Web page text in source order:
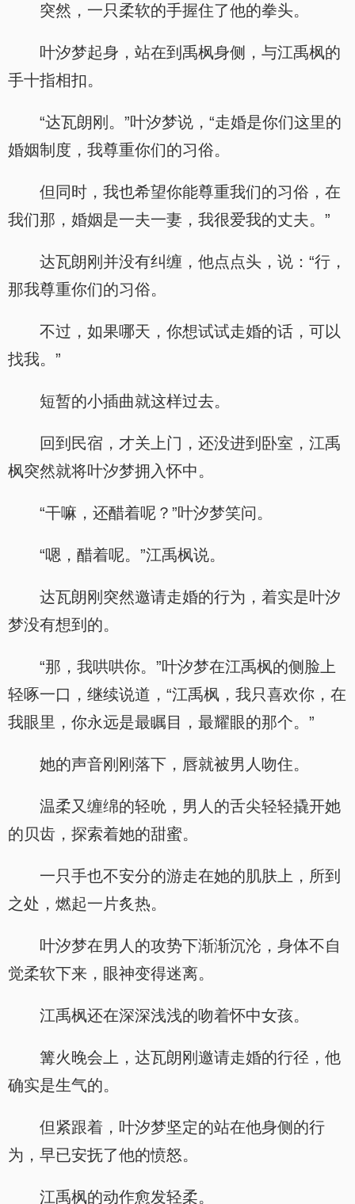
突然，一只柔软的手握住了他的拳头。
叶汐梦起身，站在到禹枫身侧，与江禹枫的
手十指相扣。
“达瓦朗刚。”叶汐梦说，“走婚是你们这里的
婚姻制度，我尊重你们的习俗。
但同时，我也希望你能尊重我们的习俗，在
我们那，婚姻是一夫一妻，我很爱我的丈夫。”
达瓦朗刚并没有纠缠，他点点头，说：“行，
那我尊重你们的习俗。
不过，如果哪天，你想试试走婚的话，可以
找我。”
短暂的小插曲就这样过去。
回到民宿，才关上门，还没进到卧室，江禹
枫突然就将叶汐梦拥入怀中。
“干嘛，还醋着呢？”叶汐梦笑问。
“嗯，醋着呢。”江禹枫说。
达瓦朗刚突然邀请走婚的行为，着实是叶汐
梦没有想到的。
“那，我哄哄你。”叶汐梦在江禹枫的侧脸上
轻啄一口，继续说道，“江禹枫，我只喜欢你，在
我眼里，你永远是最瞩目，最耀眼的那个。”
她的声音刚刚落下，唇就被男人吻住。
温柔又缠绵的轻吮，男人的舌尖轻轻撬开她
的贝齿，探索着她的甜蜜。
一只手也不安分的游走在她的肌肤上，所到
之处，燃起一片炙热。
叶汐梦在男人的攻势下渐渐沉沦，身体不自
觉柔软下来，眼神变得迷离。
江禹枫还在深深浅浅的吻着怀中女孩。
篝火晚会上，达瓦朗刚邀请走婚的行径，他
确实是生气的。
但紧跟着，叶汐梦坚定的站在他身侧的行
为，早已安抚了他的愤怒。
江禹枫的动作愈发轻柔。